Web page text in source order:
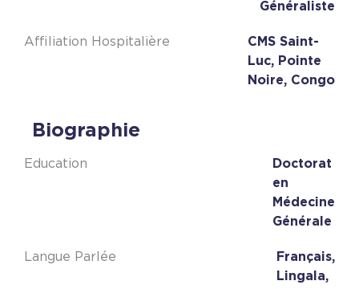
Généraliste
Affiliation Hospitalière
CMS Saint-
Luc, Pointe
Noire, Congo
Biographie
Education
Doctorat
en
Médecine
Générale
Langue Parlée
Français,
Lingala,